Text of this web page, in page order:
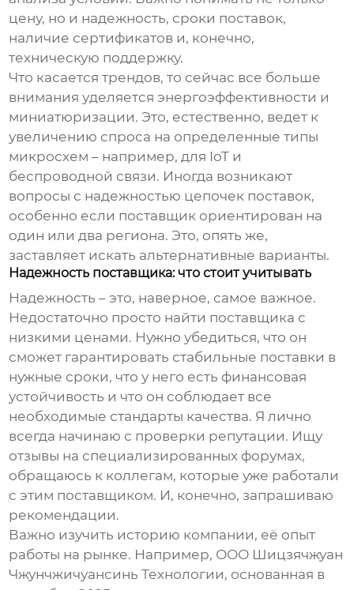
цену, но и надежность, сроки поставок,
наличие сертификатов и, конечно,
техническую поддержку.
Что касается трендов, то сейчас все больше
внимания уделяется энергоэффективности и
миниатюризации. Это, естественно, ведет к
увеличению спроса на определенные типы
микросхем – например, для IoT и
беспроводной связи. Иногда возникают
вопросы с надежностью цепочек поставок,
особенно если поставщик ориентирован на
один или два региона. Это, опять же,
заставляет искать альтернативные варианты.
Надежность поставщика: что стоит учитывать
Надежность – это, наверное, самое важное.
Недостаточно просто найти поставщика с
низкими ценами. Нужно убедиться, что он
сможет гарантировать стабильные поставки в
нужные сроки, что у него есть финансовая
устойчивость и что он соблюдает все
необходимые стандарты качества. Я лично
всегда начинаю с проверки репутации. Ищу
отзывы на специализированных форумах,
обращаюсь к коллегам, которые уже работали
с этим поставщиком. И, конечно, запрашиваю
рекомендации.
Важно изучить историю компании, её опыт
работы на рынке. Например, ООО Шицзячжуан
Чжунчжичуансинь Технологии, основанная в